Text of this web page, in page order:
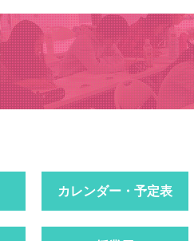
カレンダー・予定表